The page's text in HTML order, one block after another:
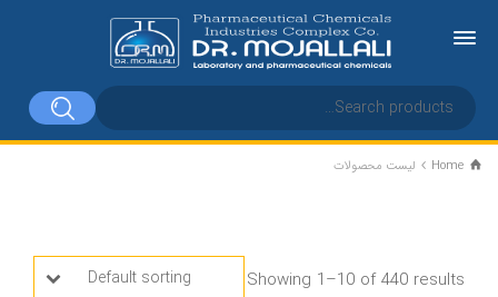
Home لیست محصولات
لیست محصولاتShowing 1–10 of 440 results
Default sorting